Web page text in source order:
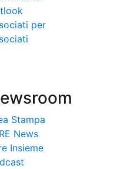
per
Stampa
News
Insieme